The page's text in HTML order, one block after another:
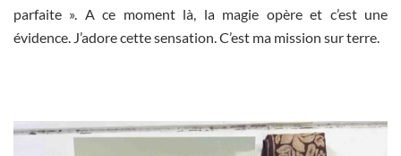
parfaite ». A ce moment là, la magie opère et c’est une
évidence. J’adore cette sensation. C’est ma mission sur terre.